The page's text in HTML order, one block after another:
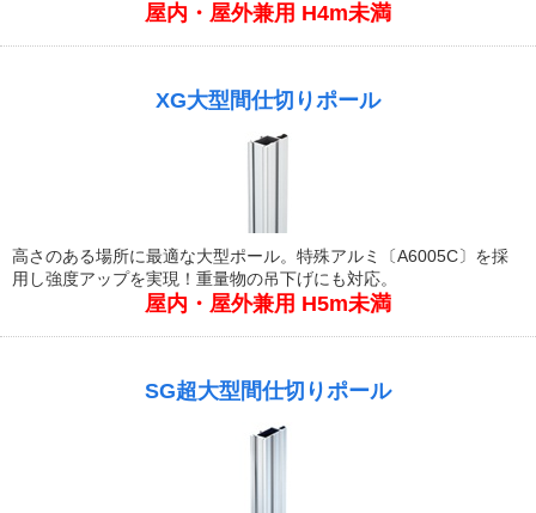
屋内・屋外兼用 H4m未満
XG大型間仕切りポール
高さのある場所に最適な大型ポール。特殊アルミ〔A6005C〕を採
用し強度アップを実現！重量物の吊下げにも対応。
屋内・屋外兼用 H5m未満
SG超大型間仕切りポール